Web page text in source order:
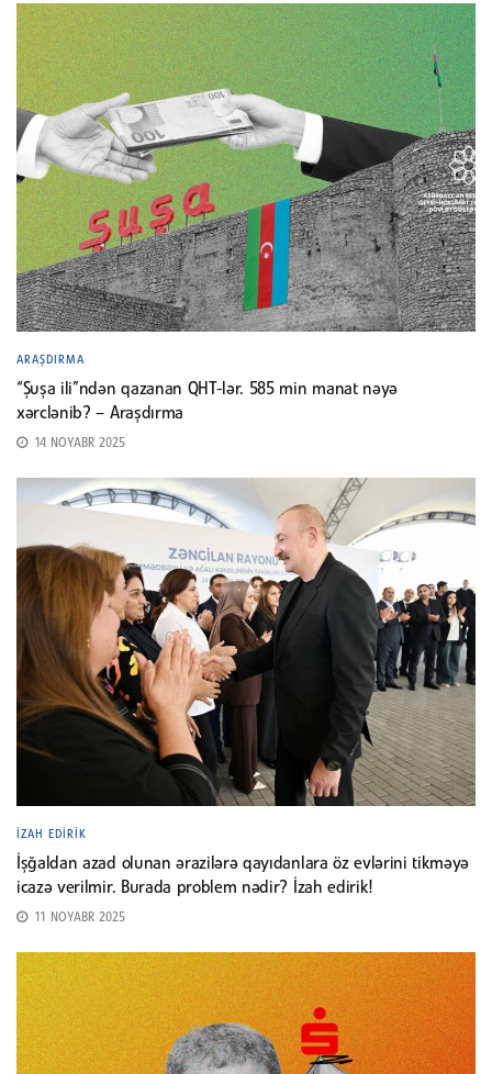
ARAŞDIRMA
“Şuşa ili”ndən qazanan QHT-lər. 585 min manat nəyə
xərclənib? – Araşdırma
14 NOYABR 2025
İZAH EDIRIK
İşğaldan azad olunan ərazilərə qayıdanlara öz evlərini tikməyə
icazə verilmir. Burada problem nədir? İzah edirik!
11 NOYABR 2025